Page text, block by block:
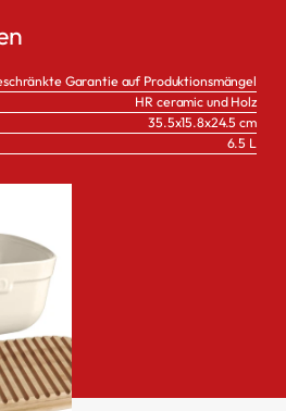
Garantie auf Produktionsmängel
HR ceramic und Holz
35.5x15.8x24.5 cm
6.5 L